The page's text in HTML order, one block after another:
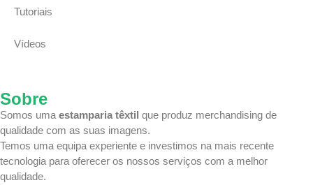
Tutoriais
Vídeos
Sobre
Somos uma estamparia têxtil que produz merchandising de
qualidade com as suas imagens.
Temos uma equipa experiente e investimos na mais recente
tecnologia para oferecer os nossos serviços com a melhor
qualidade.